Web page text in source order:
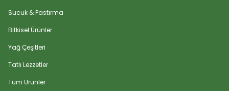
Sucuk & Pastırma
Bitkisel Ürünler
Yağ Çeşitleri
Tatlı Lezzetler
Tüm Ürünler